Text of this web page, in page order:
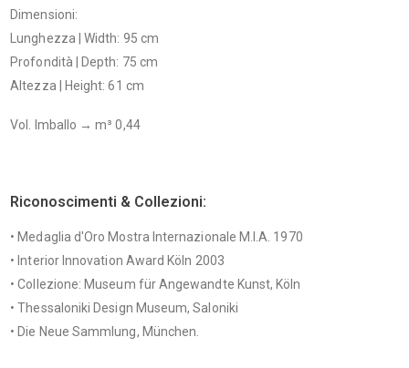
Dimensioni:
Lunghezza | Width: 95 cm
Profondità | Depth: 75 cm
Altezza | Height: 61 cm
Vol. Imballo → m³ 0,44
Riconoscimenti & Collezioni:
• Medaglia d'Oro Mostra Internazionale M.I.A. 1970
• Interior Innovation Award Köln 2003
• Collezione: Museum für Angewandte Kunst, Köln
• Thessaloniki Design Museum, Saloniki
• Die Neue Sammlung, München.